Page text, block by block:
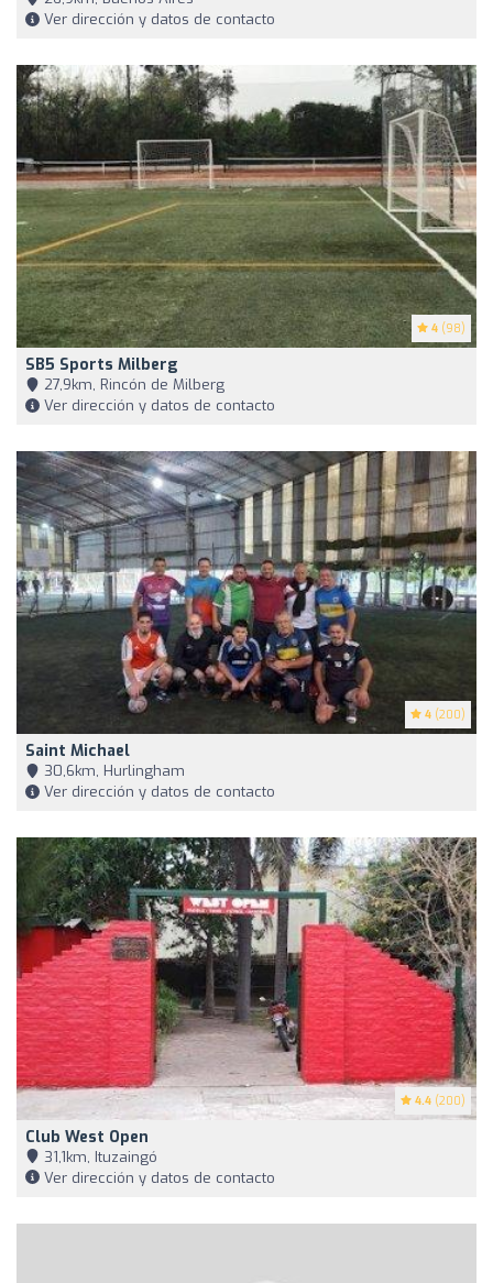
Ver dirección y datos de contacto
4 (98)
SB5 Sports Milberg
27,9km, Rincón de Milberg
Ver dirección y datos de contacto
4 (200)
Saint Michael
30,6km, Hurlingham
Ver dirección y datos de contacto
4.4 (200)
Club West Open
31,1km, Ituzaingó
Ver dirección y datos de contacto